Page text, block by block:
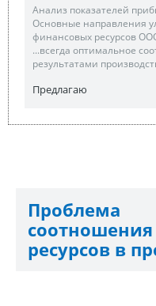
Анализ показателей
Основные направления
финансовых ресурсов
...всегда оптимальное
результатами
Предлагаю
Проблема
ресурсов в